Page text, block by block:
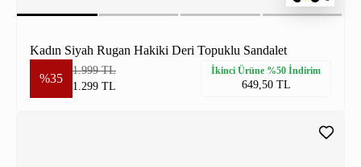
Kadın Siyah Rugan Hakiki Deri Topuklu Sandalet
%35
1.999 TL
1.299 TL
İkinci Ürüne %50 İndirim
649,50 TL